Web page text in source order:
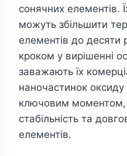
сонячних елементів.
можуть збільшити
елементів до десяти
кроком у вирішенні
заважають їх
наночастинок
ключовим
стабільність та
елементів.